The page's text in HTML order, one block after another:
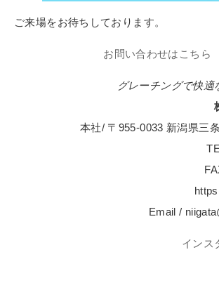
ご来場をお待ちしております。
お問い合わせはこちら
グレーチングで快適
本社/ 〒955-0033 新潟県三
Email /
インス